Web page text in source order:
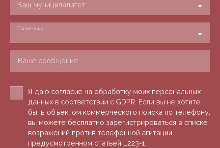
Ваш муниципалитет
-
Ты хочешь
Ваше сообщение
Я даю согласие на обработку моих персональных
данных в соответствии с GDPR. Если вы не хотите
быть объектом коммерческого поиска по телефону,
вы можете бесплатно зарегистрироваться в списке
возражений против телефонной агитации,
предусмотренном статьей L223-1